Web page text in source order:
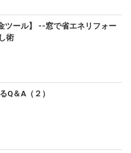
ツール】 --窓で省エネリフォー
術
Q＆A（２）